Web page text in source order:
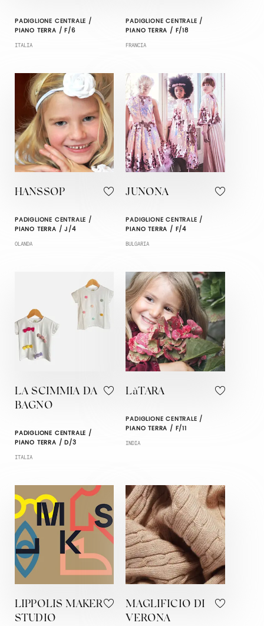
PADIGLIONE CENTRALE /
PIANO TERRA / F/6
ITALIA
PADIGLIONE CENTRALE /
PIANO TERRA / F/18
FRANCIA
HANSSOP
PADIGLIONE CENTRALE /
PIANO TERRA / J/4
OLANDA
JUNONA
PADIGLIONE CENTRALE /
PIANO TERRA / F/4
BULGARIA
LA SCIMMIA DA
BAGNO
PADIGLIONE CENTRALE /
PIANO TERRA / D/3
ITALIA
LàTARA
PADIGLIONE CENTRALE /
PIANO TERRA / F/11
INDIA
LIPPOLIS MAKER
STUDIO
MAGLIFICIO DI
VERONA